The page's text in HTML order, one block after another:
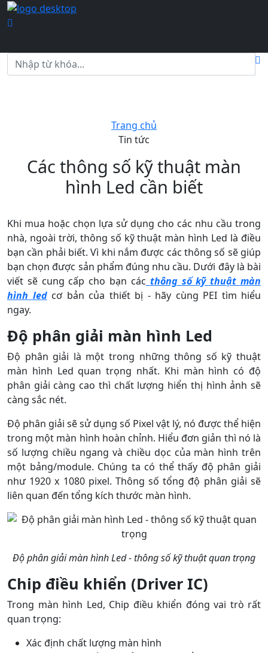
Các thông số kỹ thuật màn
hình Led cần biết
Trang chủ
Tin tức
Khi mua hoặc chọn lựa sử dụng cho các nhu cầu trong
nhà, ngoài trời, thông số kỹ thuật màn hình Led là điều
bạn cần phải biết. Vì khi nắm được các thông số sẽ giúp
bạn chọn được sản phẩm đúng nhu cầu. Dưới đây là bài
viết sẽ cung cấp cho bạn các thông số kỹ thuật màn
hình ledcơ bản của thiết bị - hãy cùng PEI tìm hiểu
ngay.
Độ phân giải màn hình Led
Độ phân giải là một trong những thông số kỹ thuật
màn hình Led quan trọng nhất. Khi màn hình có độ
phân giải càng cao thì chất lượng hiển thị hình ảnh sẽ
càng sắc nét.
Độ phân giải sẽ sử dụng số Pixel vật lý, nó được thể hiện
trong một màn hình hoàn chỉnh. Hiểu đơn giản thì nó là
số lượng chiều ngang và chiều dọc của màn hình trên
một bảng/module. Chúng ta có thể thấy độ phân giải
như 1920 x 1080 pixel. Thông số tổng độ phân giải sẽ
liên quan đến tổng kích thước màn hình.
Độ phân giải màn hình Led - thông số kỹ thuật quan trọng
Chip điều khiển (Driver IC)
Trong màn hình Led, Chip điều khiển đóng vai trò rất
quan trọng:
Xác định chất lượng màn hình